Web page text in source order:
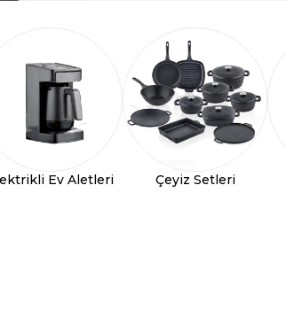
Ev Aletleri Çeyiz Setleri